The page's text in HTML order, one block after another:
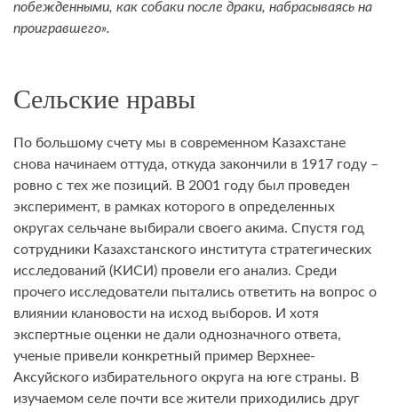
побежденными, как собаки после драки, набрасываясь на
проигравшего».
Сельские нравы
По большому счету мы в современном Казахстане
снова начинаем оттуда, откуда закончили в 1917 году –
ровно с тех же позиций. В 2001 году был проведен
эксперимент, в рамках которого в определенных
округах сельчане выбирали своего акима. Спустя год
сотрудники Казахстанского института стратегических
исследований (КИСИ) провели его анализ. Среди
прочего исследователи пытались ответить на вопрос о
влиянии клановости на исход выборов. И хотя
экспертные оценки не дали однозначного ответа,
ученые привели конкретный пример Верхнее-
Аксуйского избирательного округа на юге страны. В
изучаемом селе почти все жители приходились друг